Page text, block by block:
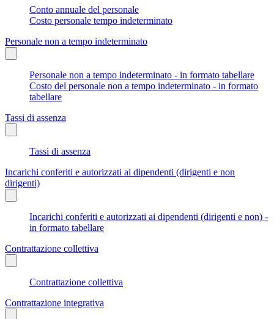
Conto annuale del personale
Costo personale tempo indeterminato
Personale non a tempo indeterminato
Personale non a tempo indeterminato - in formato tabellare
Costo del personale non a tempo indeterminato - in formato
tabellare
Tassi di assenza
Tassi di assenza
Incarichi conferiti e autorizzati ai dipendenti (dirigenti e non
dirigenti)
Incarichi conferiti e autorizzati ai dipendenti (dirigenti e non) -
in formato tabellare
Contrattazione collettiva
Contrattazione collettiva
Contrattazione integrativa